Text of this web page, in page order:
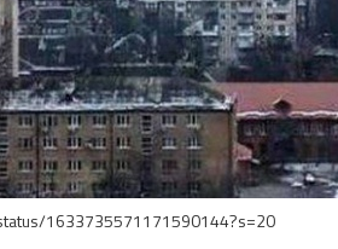
1633735571171590144?s=20